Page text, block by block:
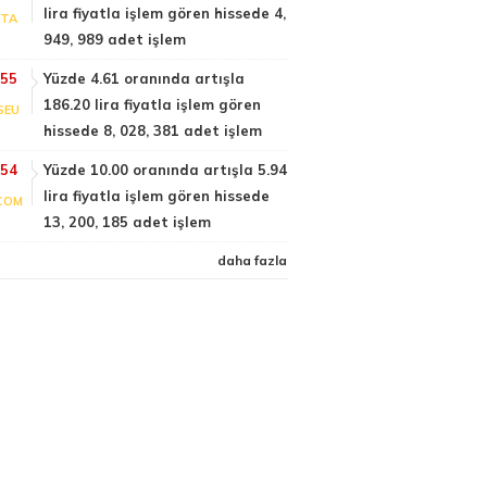
lira fiyatla işlem gören hissede 4,
949, 989 adet işlem
Yüzde 4.61 oranında artışla
186.20 lira fiyatla işlem gören
hissede 8, 028, 381 adet işlem
Yüzde 10.00 oranında artışla 5.94
lira fiyatla işlem gören hissede
13, 200, 185 adet işlem
daha fazla